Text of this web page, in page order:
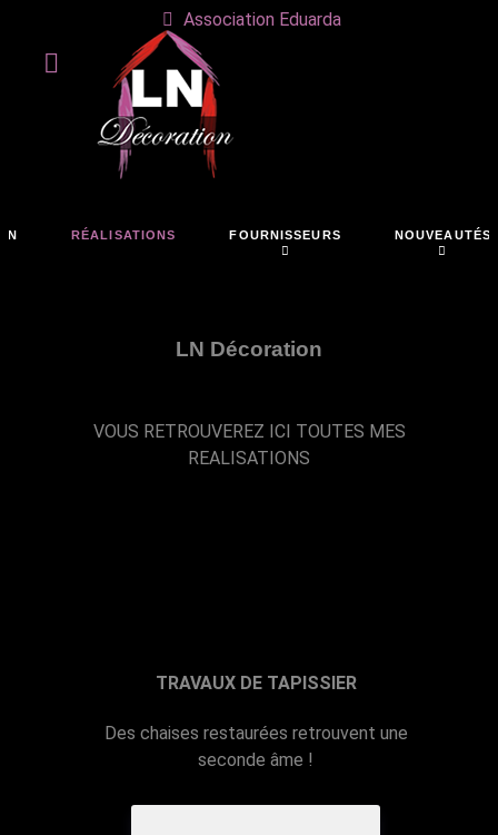
Association Eduarda
RÉALISATIONS FOURNISSEURS NOUVEAUTÉS
LN Décoration
VOUS RETROUVEREZ ICI TOUTES MES
REALISATIONS
TRAVAUX DE TAPISSIER
Des chaises restaurées retrouvent une
seconde âme !